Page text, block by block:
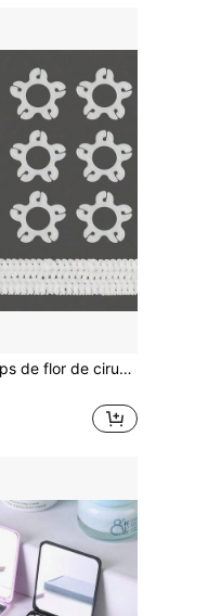
200 piezas de clips de flor de ciruelo para globos, hebillas de anillo plano, suministros para decoración de bodas, fiestas y cumpleaños, hebillas decorativas para tarjetas de estilo, hebillas para tarjetas de globos